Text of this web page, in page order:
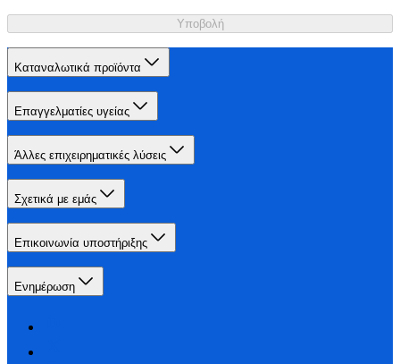
Υποβολή
Καταναλωτικά προϊόντα
Επαγγελματίες υγείας
Άλλες επιχειρηματικές λύσεις
Σχετικά με εμάς
Επικοινωνία υποστήριξης
Ενημέρωση